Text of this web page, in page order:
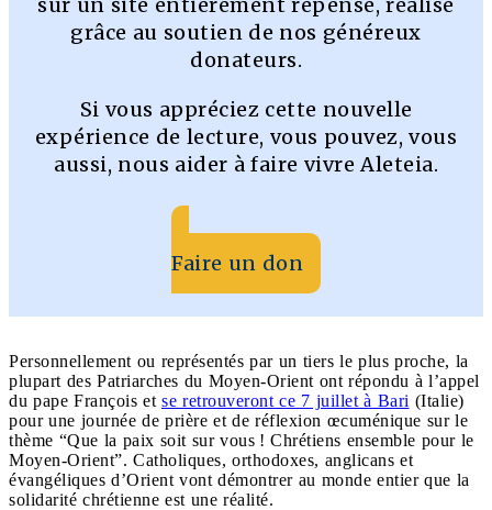
grâce au soutien de nos généreux
donateurs.
Si vous appréciez cette nouvelle
expérience de lecture, vous pouvez, vous
aussi, nous aider à faire vivre Aleteia.
Faire un don
Personnellement ou représentés par un tiers le plus proche, la
plupart des Patriarches du Moyen-Orient ont répondu à l’appel
du pape François et se retrouveront ce 7 juillet à Bari (Italie)
pour une journée de prière et de réflexion œcuménique sur le
thème “Que la paix soit sur vous ! Chrétiens ensemble pour le
Moyen-Orient”. Catholiques, orthodoxes, anglicans et
évangéliques d’Orient vont démontrer au monde entier que la
solidarité chrétienne est une réalité.